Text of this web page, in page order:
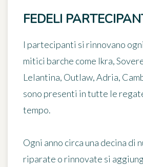
FEDELI
I partecipanti si rinnovano
mitici barche come Ikra,
Lelantina, Outlaw, Adria,
sono presenti in tutte le
tempo.
Ogni anno circa una decina di
riparate o rinnovate si